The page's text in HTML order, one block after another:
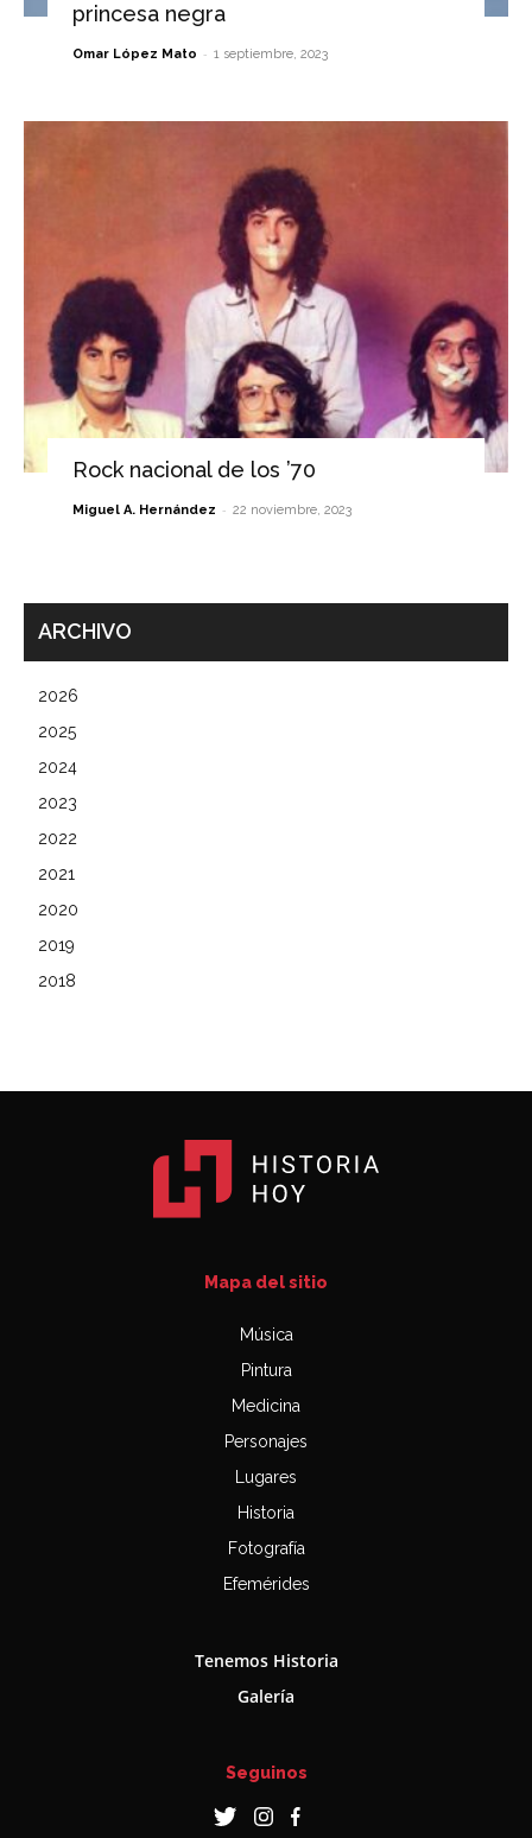
princesa negra
Omar López Mato - 1 septiembre, 2023
Rock nacional de los ’70
Miguel A. Hernández - 22 noviembre, 2023
ARCHIVO
2026
2025
2024
2023
2022
2021
2020
2019
2018
Mapa del sitio
Música
Pintura
Medicina
Personajes
Lugares
Historia
Fotografía
Efemérides
Tenemos Historia
Galería
Seguinos